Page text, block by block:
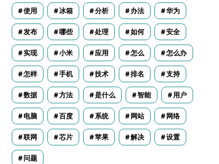
使用 冰箱 分析 办法 华为
发布 哪些 处理 如何 安全
实现 小米 应用 怎么 怎么办
怎样 手机 技术 排名 支持
数据 方法 是什么 智能 用户
电脑 百度 系统 网站 网络
联网 芯片 苹果 解决 设置
问题